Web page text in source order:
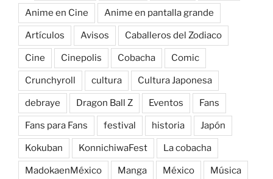
Anime en Cine Anime en pantalla grande
Artículos Avisos Caballeros del Zodiaco
Cine Cinepolis Cobacha Comic
Crunchyroll cultura Cultura Japonesa
debraye Dragon Ball Z Eventos Fans
Fans para Fans festival historia Japón
Kokuban KonnichiwaFest La cobacha
MadokaenMéxico Manga México Música